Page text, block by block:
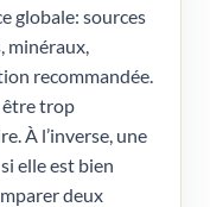
globale: sources
minéraux,
recommandée.
être trop
À l’inverse, une
elle est bien
deux